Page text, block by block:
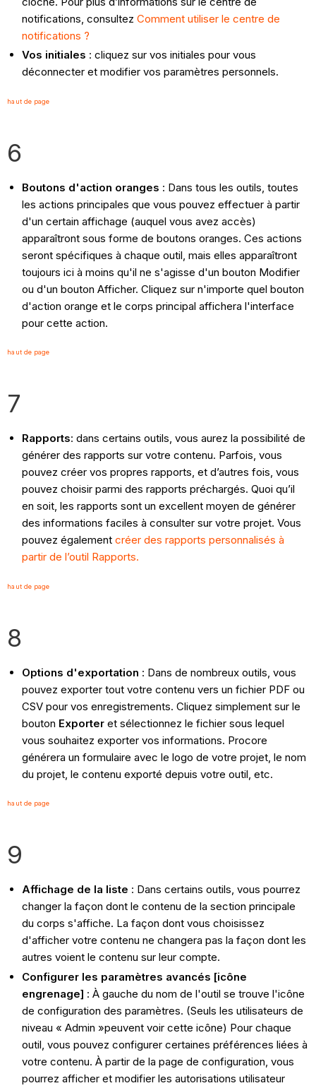
notifications, consultezComment utiliser le centre de
notifications ?
Vos initiales : cliquez sur vos initiales pour vous
déconnecter et modifier vos paramètres personnels.
haut de page
6
Boutons d'action oranges : Dans tous les outils, toutes
les actions principales que vous pouvez effectuer à partir
d'un certain affichage (auquel vous avez accès)
apparaîtront sous forme de boutons oranges. Ces actions
seront spécifiques à chaque outil, mais elles apparaîtront
toujours ici à moins qu'il ne s'agisse d'un bouton Modifier
ou d'un bouton Afficher. Cliquez sur n'importe quel bouton
d'action orange et le corps principal affichera l'interface
pour cette action.
haut de page
7
Rapports: dans certains outils, vous aurez la possibilité de
générer des rapports sur votre contenu. Parfois, vous
pouvez créer vos propres rapports, et d’autres fois, vous
pouvez choisir parmi des rapports préchargés. Quoi qu’il
en soit, les rapports sont un excellent moyen de générer
des informations faciles à consulter sur votre projet. Vous
pouvez égalementcréer des rapports personnalisés à
partir de l’outil Rapports.
haut de page
8
Options d'exportation : Dans de nombreux outils, vous
pouvez exporter tout votre contenu vers un fichier PDF ou
CSV pour vos enregistrements. Cliquez simplement sur le
bouton Exporter et sélectionnez le fichier sous lequel
vous souhaitez exporter vos informations. Procore
générera un formulaire avec le logo de votre projet, le nom
du projet, le contenu exporté depuis votre outil, etc.
haut de page
9
Affichage de la liste : Dans certains outils, vous pourrez
changer la façon dont le contenu de la section principale
du corps s'affiche. La façon dont vous choisissez
d'afficher votre contenu ne changera pas la façon dont les
autres voient le contenu sur leur compte.
Configurer les paramètres avancés [icône
engrenage] : À gauche du nom de l'outil se trouve l'icône
de configuration des paramètres. (Seuls les utilisateurs de
niveau « Admin »peuvent voir cette icône) Pour chaque
outil, vous pouvez configurer certaines préférences liées à
votre contenu. À partir de la page de configuration, vous
pourrez afficher et modifier les autorisations utilisateur